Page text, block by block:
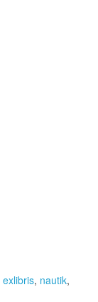
exlibris, nautik,